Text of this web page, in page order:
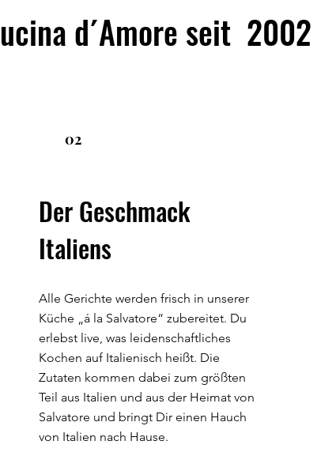
d´Amore seit 2002
02
Der Geschmack
Italiens
Alle Gerichte werden frisch in unserer
Küche „á la Salvatore“ zubereitet. Du
erlebst live, was leidenschaftliches
Kochen auf Italienisch heißt. Die
Zutaten kommen dabei zum größten
Teil aus Italien und aus der Heimat von
Salvatore und bringt Dir einen Hauch
von Italien nach Hause.